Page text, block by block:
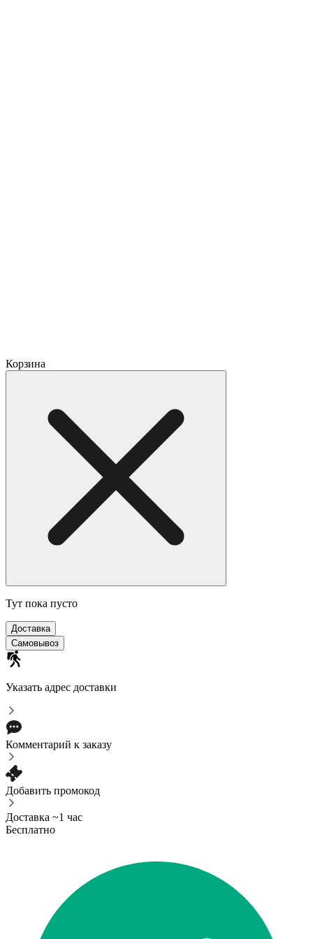
Корзина
Тут пока пусто
Доставка
Самовывоз
Указать адрес доставки
Комментарий к заказу
Добавить промокод
Доставка ~1 час
Бесплатно